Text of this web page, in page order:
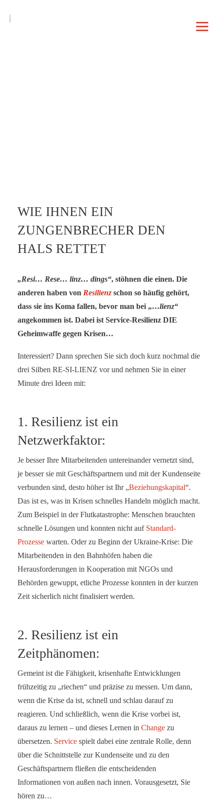
BERATUNG
SERVICE-BLOG
KONTAKT
WIE IHNEN EIN
ZUNGENBRECHER DEN
HALS RETTET
„Resi… Rese… linz… dings“, stöhnen die einen. Die
anderen haben von Resilienz schon so häufig gehört,
dass sie ins Koma fallen, bevor man bei „…lienz“
angekommen ist. Dabei ist Service-Resilienz DIE
Geheimwaffe gegen Krisen…
Interessiert? Dann sprechen Sie sich doch kurz nochmal die
drei Silben RE-SI-LIENZ vor und nehmen Sie in einer
Minute drei Ideen mit:
1. Resilienz ist ein
Netzwerkfaktor:
Je besser Ihre Mitarbeitenden untereinander vernetzt sind,
je besser sie mit Geschäftspartnern und mit der Kundenseite
verbunden sind, desto höher ist Ihr „Beziehungskapital“.
Das ist es, was in Krisen schnelles Handeln möglich macht.
Zum Beispiel in der Flutkatastrophe: Menschen brauchten
schnelle Lösungen und konnten nicht auf Standard-
Prozesse warten. Oder zu Beginn der Ukraine-Krise: Die
Mitarbeitenden in den Bahnhöfen haben die
Herausforderungen in Kooperation mit NGOs und
Behörden gewuppt, etliche Prozesse konnten in der kurzen
Zeit sicherlich nicht finalisiert werden.
2. Resilienz ist ein
Zeitphänomen:
Gemeint ist die Fähigkeit, krisenhafte Entwicklungen
frühzeitig zu „riechen“ und präzise zu messen. Um dann,
wenn die Krise da ist, schnell und schlau darauf zu
reagieren. Und schließlich, wenn die Krise vorbei ist,
daraus zu lernen – und dieses Lernen in Change zu
übersetzen. Service spielt dabei eine zentrale Rolle, denn
über die Schnittstelle zur Kundenseite und zu den
Geschäftspartnern fließen die entscheidenden
Informationen von außen nach innen. Vorausgesetzt, Sie
hören zu…